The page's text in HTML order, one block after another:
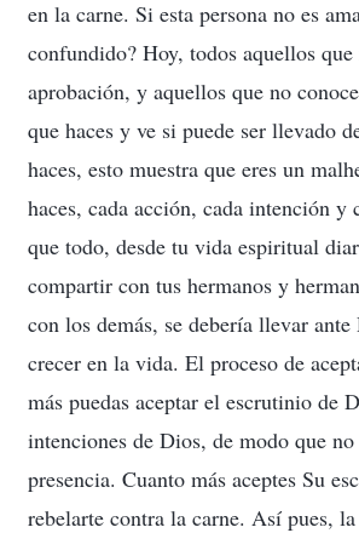
en la carne. Si esta persona no es
confundido? Hoy, todos aquellos
aprobación, y aquellos que no
que haces y ve si puede ser llevado
haces, esto muestra que eres un
haces, cada acción, cada intención
que todo, desde tu vida espiritual
compartir con tus hermanos y
con los demás, se debería llevar
crecer en la vida. El proceso de
más puedas aceptar el escrutinio de
intenciones de Dios, de modo que
presencia. Cuanto más aceptes Su
rebelarte contra la carne. Así pues,